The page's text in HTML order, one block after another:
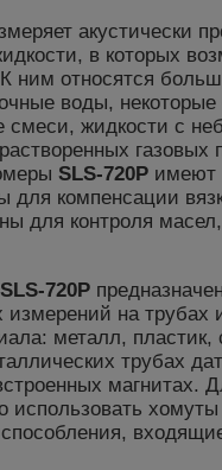
акустически
в которых
ним относятся
воды, некоторые
смеси, жидкости с
газовых
SLS-720P имеют
для компенсации
для контроля
SLS-720P
измерений на трубах
металл, пластик,
трубах
магнитах.
использовать